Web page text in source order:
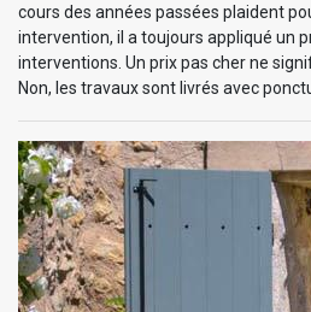
cours des années passées plaident
intervention, il a toujours appliqué un
interventions. Un prix pas cher ne
Non, les travaux sont livrés avec